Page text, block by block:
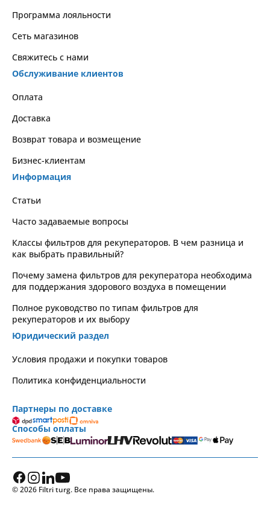
Программа лояльности
Сеть магазинов
Свяжитесь с нами
Обслуживание клиентов
Оплата
Доставка
Возврат товара и возмещение
Бизнес-клиентам
Информация
Статьи
Часто задаваемые вопросы
Классы фильтров для рекуператоров. В чем разница и
как выбрать правильный?
Почему замена фильтров для рекуператора необходима
для поддержания здорового воздуха в помещении
Полное руководство по типам фильтров для
рекуператоров и их выбору
Юридический раздел
Условия продажи и покупки товаров
Политика конфиденциальности
Партнеры по доставке
Способы оплаты
© 2026 Filtri turg. Все права защищены.